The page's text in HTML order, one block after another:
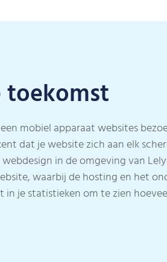
toekomst
mobiel apparaat websites
dat je website zich aan elk
in de omgeving van
waarbij de hosting en het
je statistieken om te zien